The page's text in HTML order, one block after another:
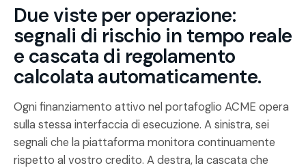
Due viste per operazione:
segnali di rischio in tempo reale
e cascata di regolamento
calcolata automaticamente.
Ogni finanziamento attivo nel portafoglio ACME opera
sulla stessa interfaccia di esecuzione. A sinistra, sei
segnali che la piattaforma monitora continuamente
rispetto al vostro credito. A destra, la cascata che